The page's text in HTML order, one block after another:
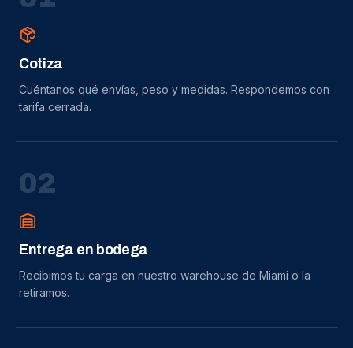
Cotiza
Cuéntanos qué envías, peso y medidas. Respondemos con
tarifa cerrada.
02
Entrega en bodega
Recibimos tu carga en nuestro warehouse de Miami o la
retiramos.